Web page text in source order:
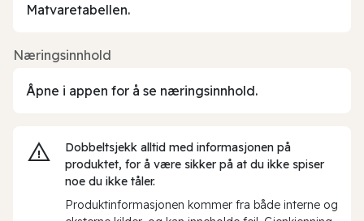
Matvaretabellen.
Næringsinnhold
Åpne i appen for å se næringsinnhold.
Dobbeltsjekk alltid med informasjonen på
produktet, for å være sikker på at du ikke spiser
noe du ikke tåler.
Produktinformasjonen kommer fra både interne og